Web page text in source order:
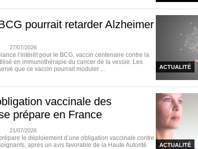
pourrait retarder Alzheimer
ACTUALITÉ
27/07/2026
l’intérêt pour le BCG, vaccin centenaire contre la
en immunothérapie du cancer de la vessie. Les
que ce vaccin pourrait moduler ...
vaccinale des
prépare en France
ACTUALITÉ
21/07/2026
le déploiement d’une obligation vaccinale contre
après un avis favorable de la Haute Autorité